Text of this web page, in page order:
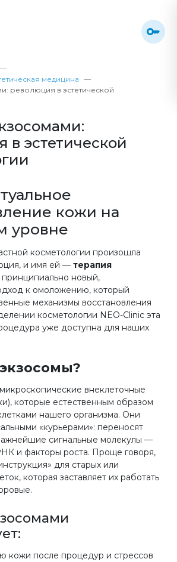
медицина
революция в эстетической
в эстетической
кожи на
уровне
косметологии произошла
и имя ей — терапия
принципиально новый,
к омоложению, который
механизмы восстановления
косметологии NEO-Clinic эта
уже доступна для наших
внеклеточные
которые естественным образом
нашего организма. Они
«курьерами»: переносят
сигнальные молекулы —
и факторы роста. Проще говоря,
для старых или
которая заставляет их работать
кожи после процедур и стрессов